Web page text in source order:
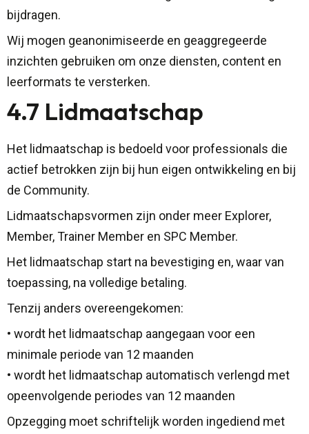
bijdragen.
Wij mogen geanonimiseerde en geaggregeerde
inzichten gebruiken om onze diensten, content en
leerformats te versterken.
4.7 Lidmaatschap
Het lidmaatschap is bedoeld voor professionals die
actief betrokken zijn bij hun eigen ontwikkeling en bij
de Community.
Lidmaatschapsvormen zijn onder meer Explorer,
Member, Trainer Member en SPC Member.
Het lidmaatschap start na bevestiging en, waar van
toepassing, na volledige betaling.
Tenzij anders overeengekomen:
• wordt het lidmaatschap aangegaan voor een
minimale periode van 12 maanden
• wordt het lidmaatschap automatisch verlengd met
opeenvolgende periodes van 12 maanden
Opzegging moet schriftelijk worden ingediend met